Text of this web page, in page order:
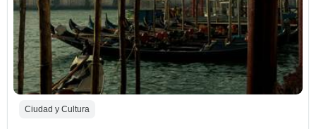
Ciudad y Cultura